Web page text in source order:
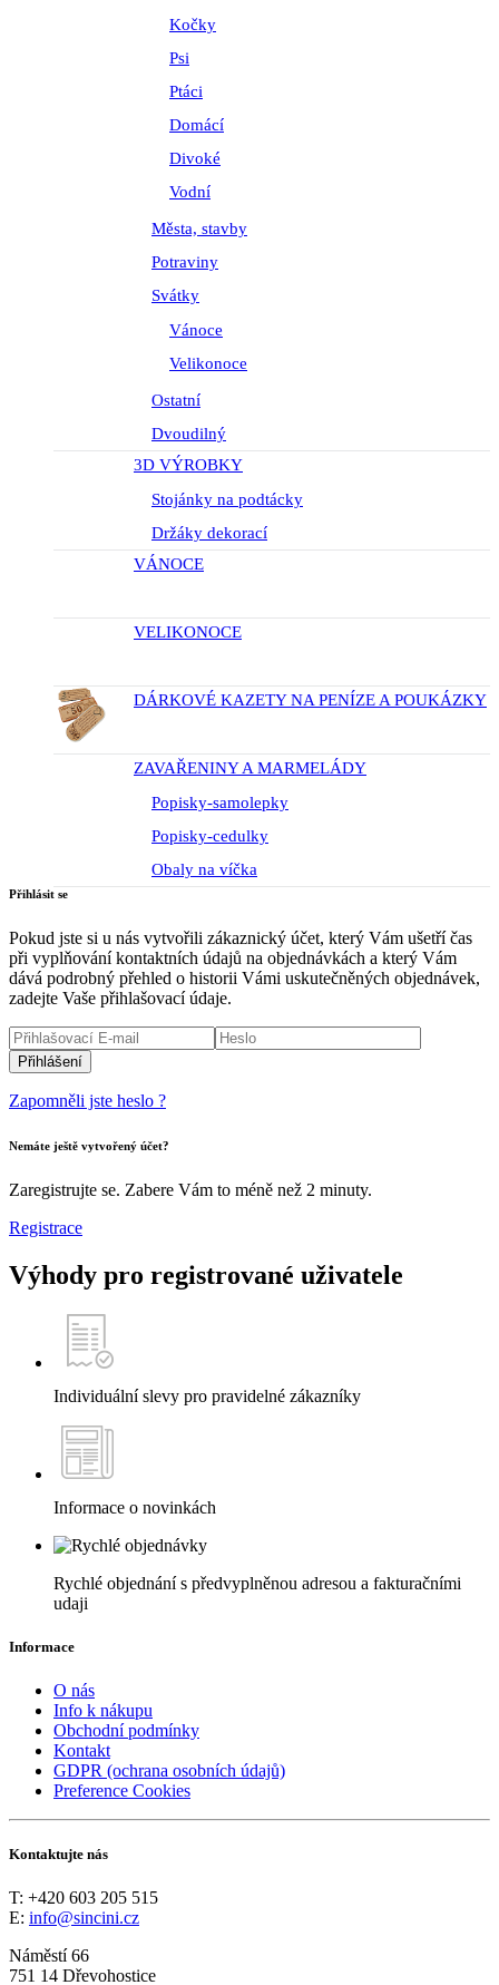
Kočky
Psi
Ptáci
Domácí
Divoké
Vodní
Města, stavby
Potraviny
Svátky
Vánoce
Velikonoce
Ostatní
Dvoudilný
3D VÝROBKY
Stojánky na podtácky
Držáky dekorací
VÁNOCE
VELIKONOCE
DÁRKOVÉ KAZETY NA PENÍZE A POUKÁZKY
ZAVAŘENINY A MARMELÁDY
Popisky-samolepky
Popisky-cedulky
Obaly na víčka
Přihlásit se
Pokud jste si u nás vytvořili zákaznický účet, který Vám ušetří čas
při vyplňování kontaktních údajů na objednávkách a který Vám
dává podrobný přehled o historii Vámi uskutečněných objednávek,
zadejte Vaše přihlašovací údaje.
Zapomněli jste heslo ?
Nemáte ještě vytvořený účet?
Zaregistrujte se. Zabere Vám to méně než 2 minuty.
Registrace
Výhody pro registrované uživatele
Individuální slevy pro pravidelné zákazníky
Informace o novinkách
Rychlé objednání s předvyplněnou adresou a fakturačními
udaji
Informace
O nás
Info k nákupu
Obchodní podmínky
Kontakt
GDPR (ochrana osobních údajů)
Preference Cookies
Kontaktujte nás
T: +420 603 205 515
E: info@sincini.cz
Náměstí 66
751 14 Dřevohostice